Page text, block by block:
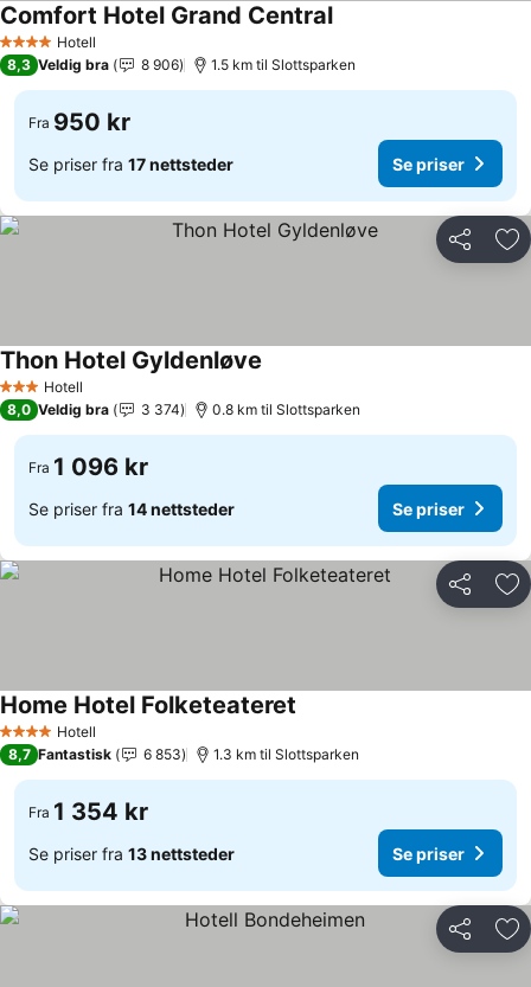
4 StjernerHotell
Comfort Hotel Grand Central
8,3 Veldig bra 8 906 1.5 km til Slottsparken
Fra 950 kr
Se priser fra 17 nettsteder Se priser
Del
3 StjernerHotell
Thon Hotel Gyldenløve
8,0 Veldig bra 3 374 0.8 km til Slottsparken
Fra 1 096 kr
Se priser fra 14 nettsteder Se priser
Del
4 StjernerHotell
Home Hotel Folketeateret
8,7 Fantastisk 6 853 1.3 km til Slottsparken
Fra 1 354 kr
Se priser fra 13 nettsteder Se priser
Del